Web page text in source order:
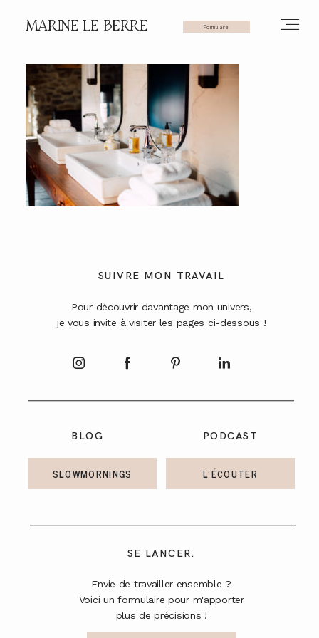
MARINE LE BERRE Formulaire
BLOG
SE LANCER.
SUIVRE MON TRAVAIL
SLOWMORNINGS
Envie de travailler ensemble ?
Voici un formulaire pour m'apporter
plus de précisions !
Pour découvrir davantage mon univers,
je vous invite à visiter les pages ci-dessous !
PODCAST
L'ÉCOUTER
HOME
PHOTOS
VIDÉOS
SERVICES
A PROPOS